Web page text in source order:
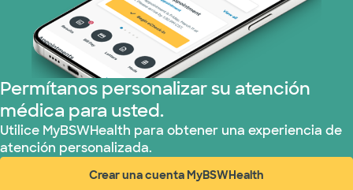
Permítanos personalizar su atención
médica para usted.
Utilice MyBSWHealth para obtener una experiencia de
atención personalizada.
Crear una cuenta MyBSWHealth
(abre en ventana nueva)